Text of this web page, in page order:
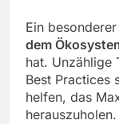
Ein
dem
hat. Unzählige
Best Practices
helfen, das
herauszuholen.